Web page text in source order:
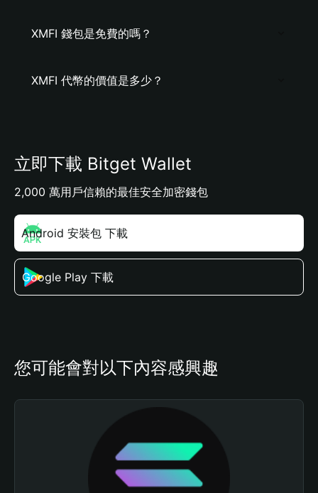
XMFI 錢包是免費的嗎？
XMFI 代幣的價值是多少？
立即下載 Bitget Wallet
2,000 萬用戶信賴的最佳安全加密錢包
Android 安裝包 下載
Google Play 下載
您可能會對以下內容感興趣